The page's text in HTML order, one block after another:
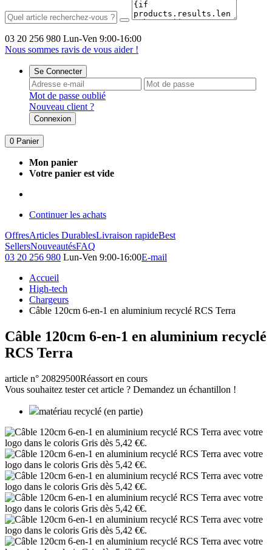
03 20 256 980 Lun-Ven 9:00-16:00
Nous sommes ravis de vous aider !
Se Connecter
Mot de passe oublié
Nouveau client ?
Connexion
0 Panier
Mon panier
Votre panier est vide
Continuer les achats
OffresArticles DurablesLivraison rapideBest
SellersNouveautésFAQ
03 20 256 980 Lun-Ven 9:00-16:00E-mail
Accueil
High-tech
Chargeurs
Câble 120cm 6-en-1 en aluminium recyclé RCS Terra
Câble 120cm 6-en-1 en aluminium recyclé
RCS Terra
article n° 20829500Réassort en cours
Vous souhaitez tester cet article ? Demandez un échantillon !
matériau recyclé (en partie)